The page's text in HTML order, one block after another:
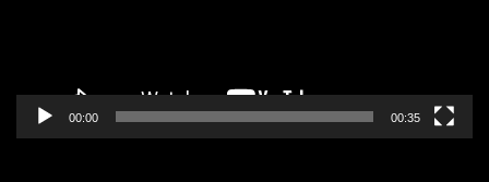
00:00 00:35